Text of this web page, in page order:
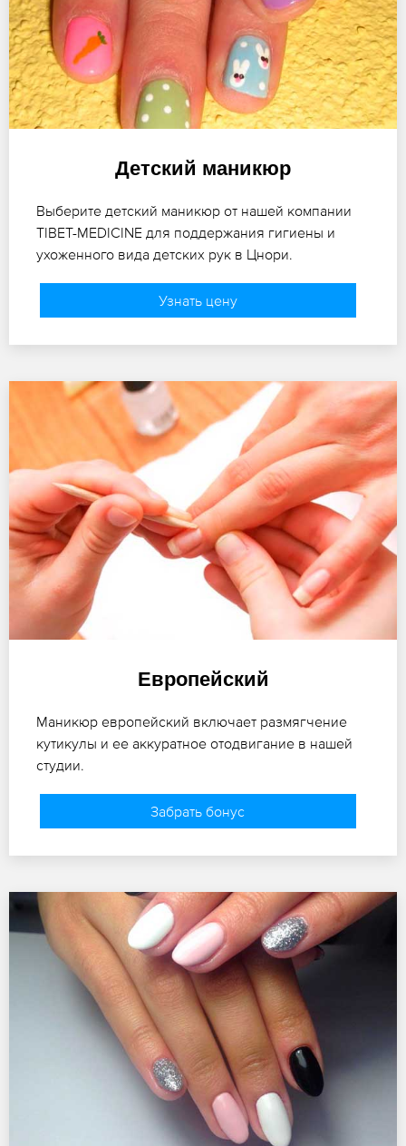
Детский маникюр
Выберите детский маникюр от нашей компании
TIBET-MEDICINE для поддержания гигиены и
ухоженного вида детских рук в Цнори.
Узнать цену
Европейский
Маникюр европейский включает размягчение
кутикулы и ее аккуратное отодвигание в нашей
студии.
Забрать бонус